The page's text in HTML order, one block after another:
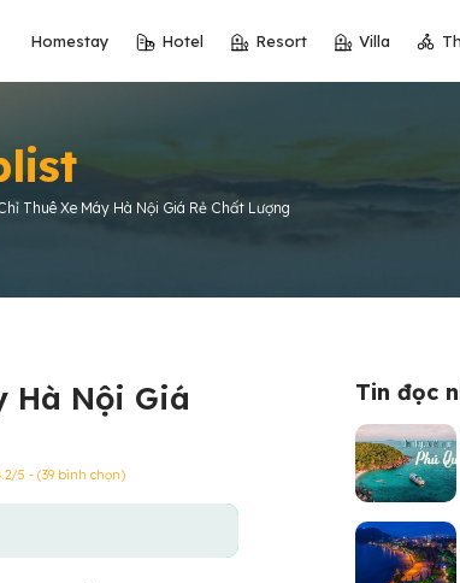
Homestay Hotel Resort Villa
Thuê Xe Máy Hà Nội Giá Rẻ Chất Lượng
Hà Nội Giá
5 - (39 bình chọn)
Tin đọc